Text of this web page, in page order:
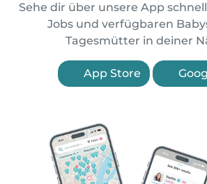
Sehe dir über unsere App
Jobs und verfügbaren
Tagesmütter in deiner
App Store